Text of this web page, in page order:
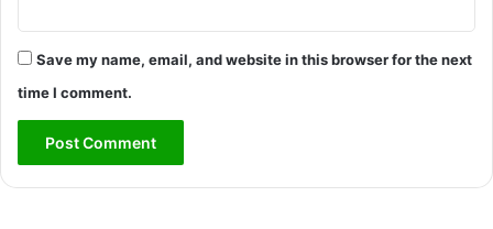
Save my name, email, and website in this browser for the next
time I comment.